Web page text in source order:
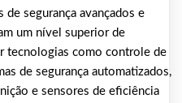
de segurança avançados e
um nível superior de
tecnologias como controle de
de segurança automatizados,
e sensores de eficiência